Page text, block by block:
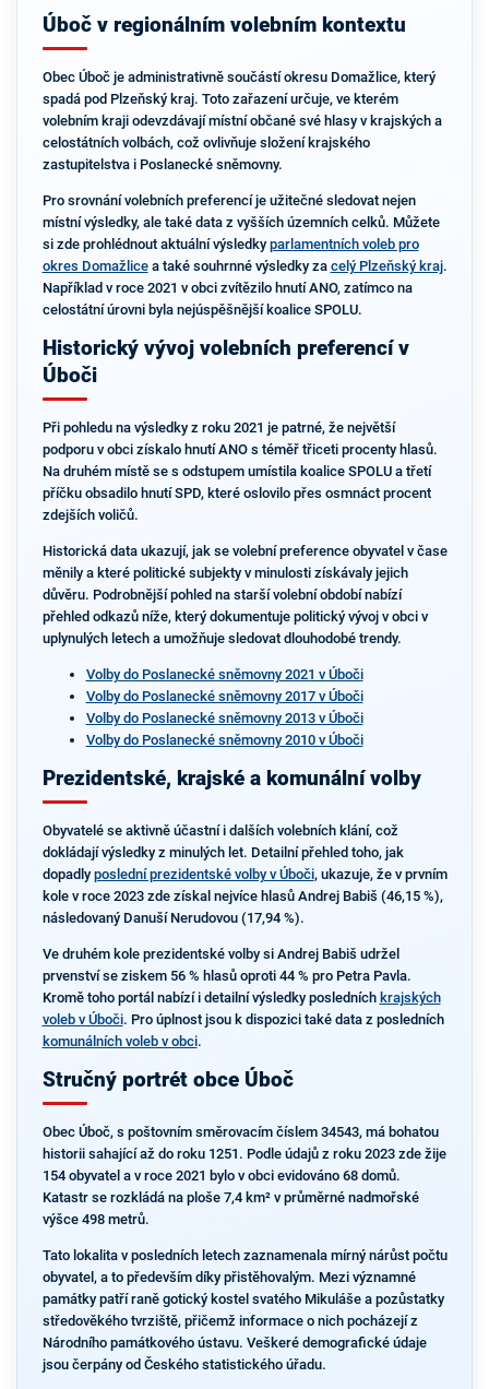
Úboč v regionálním volebním kontextu
Obec Úboč je administrativně součástí okresu Domažlice, který
spadá pod Plzeňský kraj. Toto zařazení určuje, ve kterém
volebním kraji odevzdávají místní občané své hlasy v krajských a
celostátních volbách, což ovlivňuje složení krajského
zastupitelstva i Poslanecké sněmovny.
Pro srovnání volebních preferencí je užitečné sledovat nejen
místní výsledky, ale také data z vyšších územních celků. Můžete
si zde prohlédnout aktuální výsledky parlamentních voleb pro
okres Domažlicea také souhrnné výsledky za celý Plzeňský kraj.
Například v roce 2021 v obci zvítězilo hnutí ANO, zatímco na
celostátní úrovni byla nejúspěšnější koalice SPOLU.
Historický vývoj volebních preferencí v
Úboči
Při pohledu na výsledky z roku 2021 je patrné, že největší
podporu v obci získalo hnutí ANO s téměř třiceti procenty hlasů.
Na druhém místě se s odstupem umístila koalice SPOLU a třetí
příčku obsadilo hnutí SPD, které oslovilo přes osmnáct procent
zdejších voličů.
Historická data ukazují, jak se volební preference obyvatel v čase
měnily a které politické subjekty v minulosti získávaly jejich
důvěru. Podrobnější pohled na starší volební období nabízí
přehled odkazů níže, který dokumentuje politický vývoj v obci v
uplynulých letech a umožňuje sledovat dlouhodobé trendy.
Volby do Poslanecké sněmovny 2021 v Úboči
Volby do Poslanecké sněmovny 2017 v Úboči
Volby do Poslanecké sněmovny 2013 v Úboči
Volby do Poslanecké sněmovny 2010 v Úboči
Prezidentské, krajské a komunální volby
Obyvatelé se aktivně účastní i dalších volebních klání, což
dokládají výsledky z minulých let. Detailní přehled toho, jak
dopadly poslední prezidentské volby v Úboči, ukazuje, že v prvním
kole v roce 2023 zde získal nejvíce hlasů Andrej Babiš (46,15 %),
následovaný Danuší Nerudovou (17,94 %).
Ve druhém kole prezidentské volby si Andrej Babiš udržel
prvenství se ziskem 56 % hlasů oproti 44 % pro Petra Pavla.
Kromě toho portál nabízí i detailní výsledky posledních krajských
voleb v Úboči. Pro úplnost jsou k dispozici také data z posledních
komunálních voleb v obci.
Stručný portrét obce Úboč
Obec Úboč, s poštovním směrovacím číslem 34543, má bohatou
historii sahající až do roku 1251. Podle údajů z roku 2023 zde žije
154 obyvatel a v roce 2021 bylo v obci evidováno 68 domů.
Katastr se rozkládá na ploše 7,4 km² v průměrné nadmořské
výšce 498 metrů.
Tato lokalita v posledních letech zaznamenala mírný nárůst počtu
obyvatel, a to především díky přistěhovalým. Mezi významné
památky patří raně gotický kostel svatého Mikuláše a pozůstatky
středověkého tvrziště, přičemž informace o nich pocházejí z
Národního památkového ústavu. Veškeré demografické údaje
jsou čerpány od Českého statistického úřadu.